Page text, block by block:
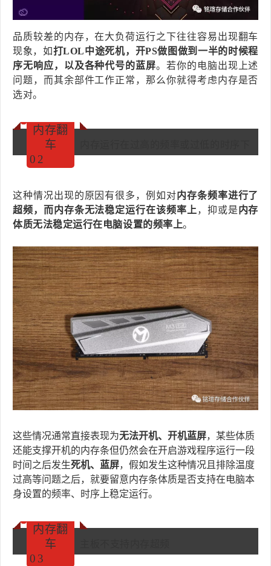
品质较差的内存，在大负荷运行之下往往容易出现翻车
现象，如打LOL中途死机，开PS做图做到一半的时候程
序无响应，以及各种代号的蓝屏。若你的电脑出现上述
问题，而其余部件工作正常，那么你就得考虑内存是否
选对。
内存翻
车
02
这种情况出现的原因有很多，例如对内存条频率进行了
超频，而内存条无法稳定运行在该频率上，抑或是内存
体质无法稳定运行在电脑设置的频率上。
这些情况通常直接表现为无法开机、开机蓝屏，某些体质
还能支撑开机的内存条但仍然会在开启游戏程序运行一段
时间之后发生死机、蓝屏，假如发生这种情况且排除温度
过高等问题之后，就要留意内存条体质是否支持在电脑本
身设置的频率、时序上稳定运行。
内存翻
车
0 3